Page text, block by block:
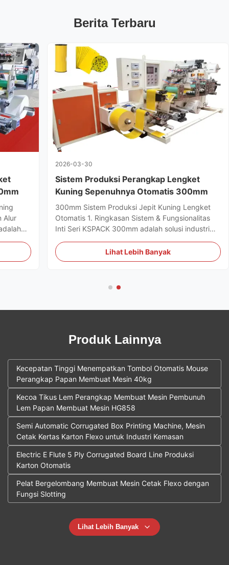
Berita Terbaru
Alur
2026-03-30
Sistem Produksi Perangkap Lengket
Kuning Sepenuhnya Otomatis 300mm
300mm Sistem Produksi Jepit Kuning Lengket
Otomatis 1. Ringkasan Sistem & Fungsionalitas
Inti Seri KSPACK 300mm adalah solusi industri
massal perangkap lengket kuning
pertanian.Sistem mengintegrasikan beberapa
Lihat Lebih Banyak
Produk Lainnya
Kecepatan Tinggi Menempatkan Tombol Otomatis Mouse
Perangkap Papan Membuat Mesin 40kg
Kecoa Tikus Lem Perangkap Membuat Mesin Pembunuh
Lem Papan Membuat Mesin HG858
Semi Automatic Corrugated Box Printing Machine, Mesin
Cetak Kertas Karton Flexo untuk Industri Kemasan
Electric E Flute 5 Ply Corrugated Board Line Produksi
Karton Otomatis
Pelat Bergelombang Membuat Mesin Cetak Flexo dengan
Fungsi Slotting
Lihat Lebih Banyak